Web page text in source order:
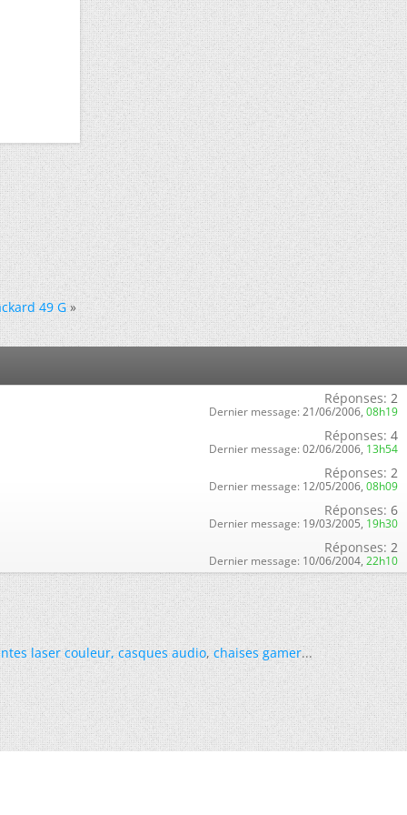
49 G »
Réponses: 2
Dernier message: 21/06/2006, 08h19
Réponses: 4
Dernier message: 02/06/2006, 13h54
Réponses: 2
Dernier message: 12/05/2006, 08h09
Réponses: 6
Dernier message: 19/03/2005, 19h30
Réponses: 2
Dernier message: 10/06/2004, 22h10
laser couleur,casques audio,chaises gamer...